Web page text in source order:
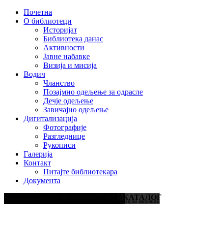
Почетна
О библиотеци
Историјат
Библиотека данас
Активности
Јавне набавке
Визија и мисија
Водич
Чланство
Позајмно одељење за одрасле
Дечје одељење
Завичајно одељење
Дигитализација
Фотографије
Разгледнице
Рукописи
Галерија
Контакт
Питајте библиотекара
Документа
Библиотека интензивно попуњава свој књижни фонд најновијим насловима
ЕЛЕКТРОНСКИ КАТАЛОГ